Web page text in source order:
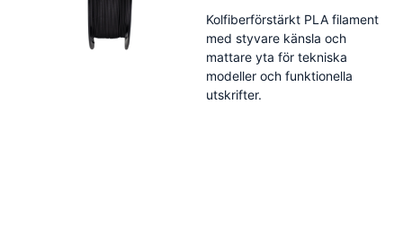
Kolfiberförstärkt PLA filament
med styvare känsla och
mattare yta för tekniska
modeller och funktionella
utskrifter.